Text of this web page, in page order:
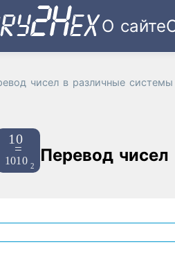
О сайте
чисел в различные системы
Перевод